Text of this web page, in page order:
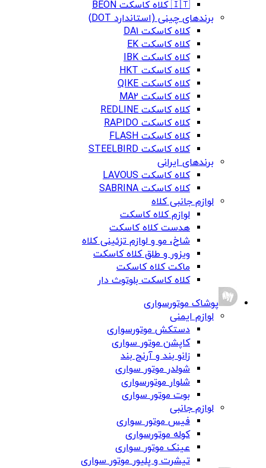
🇮🇹 کلاه کاسکت BEON
برندهای چینی (استاندارد DOT)
کلاه کاسکت DA1
کلاه کاسکت EK
کلاه کاسکت IBK
کلاه کاسکت HKT
کلاه کاسکت QIKE
کلاه کاسکت MA2
کلاه کاسکت REDLINE
کلاه کاسکت RAPIDO
کلاه کاسکت FLASH
کلاه کاسکت STEELBIRD
برندهای ایرانی
کلاه کاسکت LAVOUS
کلاه کاسکت SABRINA
لوازم جانبی کلاه
لوازم کلاه کاسکت
هدست کلاه کاسکت
شاخ، مو و لوازم تزئینی کلاه
ویزور و طلق کلاه کاسکت
ماکت کلاه کاسکت
کلاه کاسکت بلوتوث دار
پوشاک موتورسواری
لوازم ایمنی
دستکش موتورسواری
کاپشن موتور سواری
زانو بند و آرنج بند
شولدر موتور سواری
شلوار موتورسواری
بوت موتور سواری
لوازم جانبی
فیس موتور سواری
کوله موتورسواری
عینک موتور سواری
تیشرت و پلیور موتور سواری